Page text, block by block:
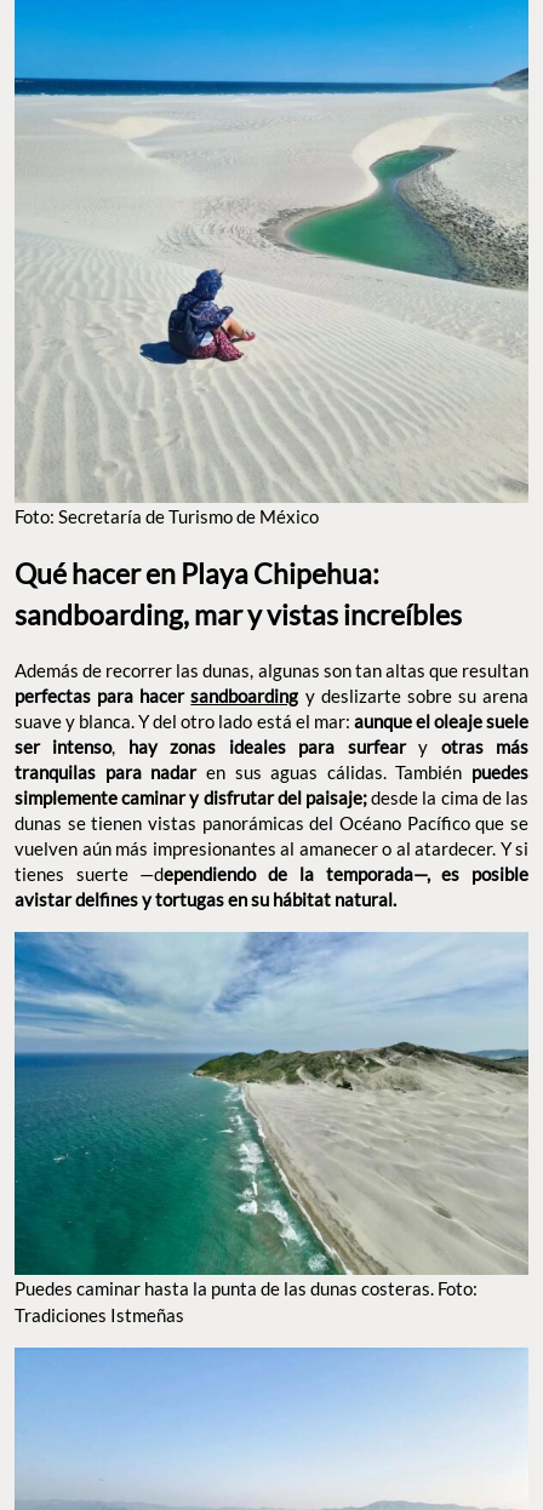
Foto: Secretaría de Turismo de México
Qué hacer en Playa Chipehua:
sandboarding, mar y vistas increíbles
Además de recorrer las dunas, algunas son tan altas que resultan
perfectas para hacersandboarding y deslizarte sobre su arena
suave y blanca. Y del otro lado está el mar: aunque el oleaje suele
ser intenso, hay zonas ideales para surfeary otras más
tranquilas para nadaren sus aguas cálidas. También puedes
simplemente caminar y disfrutar del paisaje;desde la cima de las
dunas se tienen vistas panorámicas del Océano Pacífico que se
vuelven aún más impresionantes al amanecer o al atardecer. Y si
tienes suerte —dependiendo de la temporada—, es posible
avistar delfines y tortugas en su hábitat natural.
Puedes caminar hasta la punta de las dunas costeras. Foto:
Tradiciones Istmeñas